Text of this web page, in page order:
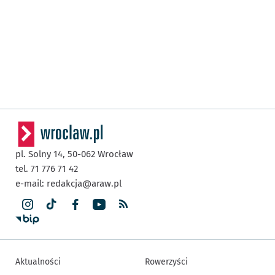
pl. Solny 14, 50-062 Wrocław
tel. 71 776 71 42
e-mail: redakcja@araw.pl
Aktualności Rowerzyści